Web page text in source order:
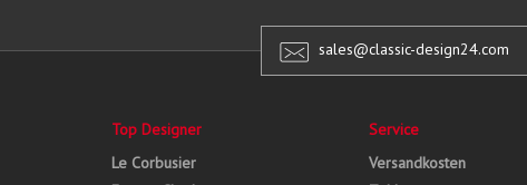
sales@classic-design24.com
Top Designer
Le Corbusier
Service
Versandkosten